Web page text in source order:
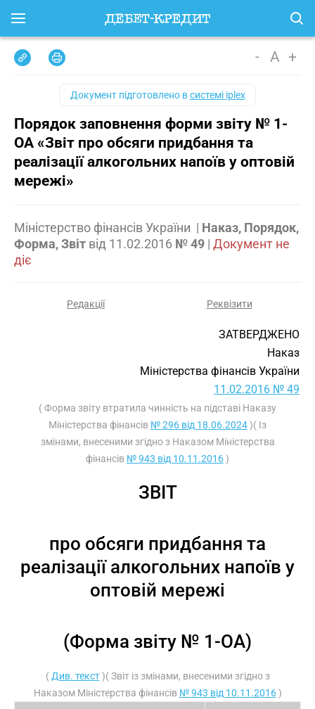
- A +
Документ підготовлено всистемі iplex
Порядок заповнення форми звіту № 1-
ОА «Звіт про обсяги придбання та
реалізації алкогольних напоїв у оптовій
мережі»
Міністерство фінансів України | Наказ, Порядок,
Форма, Звіт від 11.02.2016 № 49 | Документ не
діє
Редакції Реквізити
ЗАТВЕРДЖЕНО
Наказ
Міністерства фінансів України
11.02.2016 № 49
( Форма звіту втратила чинність на підставі Наказу
Міністерства фінансів № 296 від 18.06.2024)( Із
змінами, внесеними згідно з Наказом Міністерства
фінансів № 943 від 10.11.2016)
ЗВІТ
про обсяги придбання та
реалізації алкогольних напоїв у
оптовій мережі
(Форма звіту № 1-ОА)
( Див. текст)( Звіт із змінами, внесеними згідно з
Наказом Міністерства фінансів № 943 від 10.11.2016)